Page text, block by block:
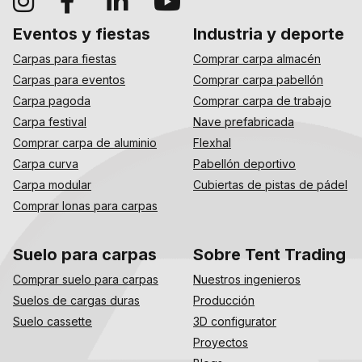
Eventos y fiestas
Carpas para fiestas
Carpas para eventos
Carpa pagoda
Carpa festival
Comprar carpa de aluminio
Carpa curva
Carpa modular
Comprar lonas para carpas
Industria y deporte
Comprar carpa almacén
Comprar carpa pabellón
Comprar carpa de trabajo
Nave prefabricada
Flexhal
Pabellón deportivo
Cubiertas de pistas de pádel
Suelo para carpas
Comprar suelo para carpas
Suelos de cargas duras
Suelo cassette
Sobre Tent Trading
Nuestros ingenieros
Producción
3D configurator
Proyectos